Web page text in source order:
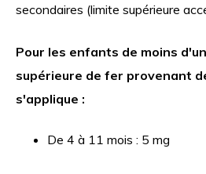
secondaires (limite supérieure
Pour les enfants de moins
supérieure de fer provenant
s'applique :
De 4 à 11 mois : 5 mg